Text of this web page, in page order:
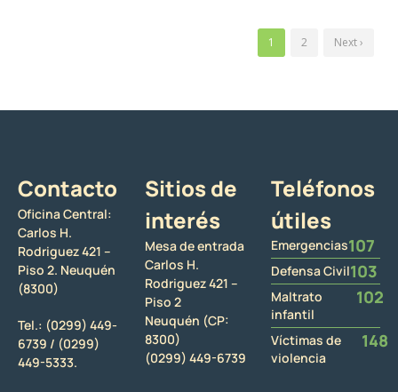
1 2 Next ›
Contacto
Oficina Central:
Carlos H.
Rodriguez 421 –
Piso 2. Neuquén
(8300)
Tel.: (0299) 449-
6739 / (0299)
449-5333.
Sitios de
interés
Mesa de entrada
Carlos H.
Rodriguez 421 –
Piso 2
Neuquén (CP:
8300)
(0299) 449-6739
Teléfonos
útiles
Emergencias107
Defensa Civil103
Maltrato
infantil
102
Víctimas de
violencia
148